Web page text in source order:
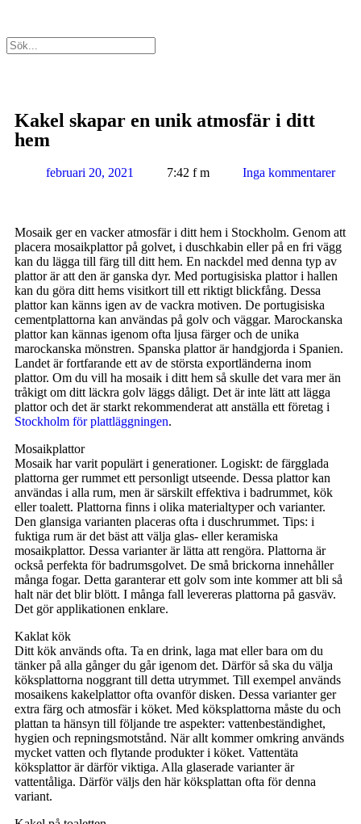
Kakel skapar en unik atmosfär i ditt
hem
februari 20, 2021 7:42 f m Inga kommentarer
Mosaik ger en vacker atmosfär i ditt hem i Stockholm. Genom att
placera mosaikplattor på golvet, i duschkabin eller på en fri vägg
kan du lägga till färg till ditt hem. En nackdel med denna typ av
plattor är att den är ganska dyr. Med portugisiska plattor i hallen
kan du göra ditt hems visitkort till ett riktigt blickfång. Dessa
plattor kan känns igen av de vackra motiven. De portugisiska
cementplattorna kan användas på golv och väggar. Marockanska
plattor kan kännas igenom ofta ljusa färger och de unika
marockanska mönstren. Spanska plattor är handgjorda i Spanien.
Landet är fortfarande ett av de största exportländerna inom
plattor. Om du vill ha mosaik i ditt hem så skulle det vara mer än
tråkigt om ditt läckra golv läggs dåligt. Det är inte lätt att lägga
plattor och det är starkt rekommenderat att anställa ett företag i
Stockholm för plattläggningen.
Mosaikplattor
Mosaik har varit populärt i generationer. Logiskt: de färgglada
plattorna ger rummet ett personligt utseende. Dessa plattor kan
användas i alla rum, men är särskilt effektiva i badrummet, kök
eller toalett. Plattorna finns i olika materialtyper och varianter.
Den glansiga varianten placeras ofta i duschrummet. Tips: i
fuktiga rum är det bäst att välja glas- eller keramiska
mosaikplattor. Dessa varianter är lätta att rengöra. Plattorna är
också perfekta för badrumsgolvet. De små brickorna innehåller
många fogar. Detta garanterar ett golv som inte kommer att bli så
halt när det blir blött. I många fall levereras plattorna på gasväv.
Det gör applikationen enklare.
Kaklat kök
Ditt kök används ofta. Ta en drink, laga mat eller bara om du
tänker på alla gånger du går igenom det. Därför så ska du välja
köksplattorna noggrant till detta utrymmet. Till exempel används
mosaikens kakelplattor ofta ovanför disken. Dessa varianter ger
extra färg och atmosfär i köket. Med köksplattorna måste du och
plattan ta hänsyn till följande tre aspekter: vattenbeständighet,
hygien och repningsmotstånd. När allt kommer omkring används
mycket vatten och flytande produkter i köket. Vattentäta
köksplattor är därför viktiga. Alla glaserade varianter är
vattentåliga. Därför väljs den här köksplattan ofta för denna
variant.